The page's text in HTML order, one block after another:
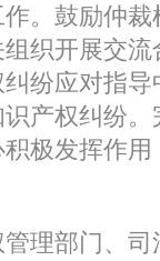
。 鼓励仲裁
织开展交
纷应对指
产权纠纷
极发挥作
理部门、